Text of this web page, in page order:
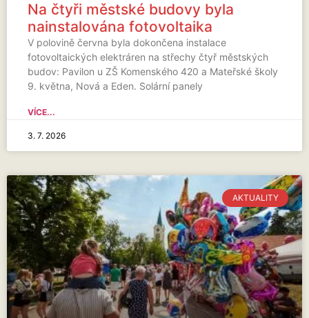
Na čtyři městské budovy byla
nainstalována fotovoltaika
V polovině června byla dokončena instalace
fotovoltaických elektráren na střechy čtyř městských
budov: Pavilon u ZŠ Komenského 420 a Mateřské školy
9. května, Nová a Eden. Solární panely
VÍCE...
3. 7. 2026
AKTUALITY